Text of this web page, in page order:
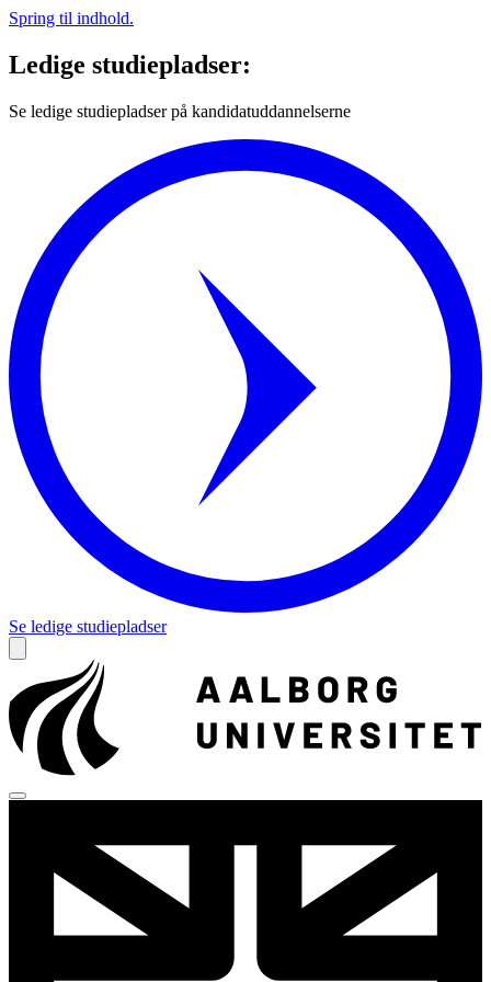
Spring til indhold.
Ledige studiepladser:
Se ledige studiepladser på kandidatuddannelserne
Se ledige studiepladser